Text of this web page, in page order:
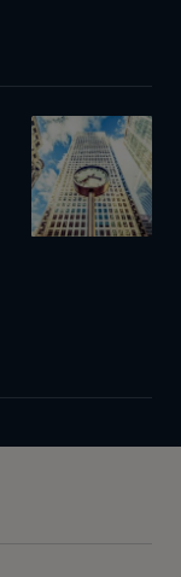
raakt
niet
aan
rente,
olieprijs
Twee
minuten
om
bij
het